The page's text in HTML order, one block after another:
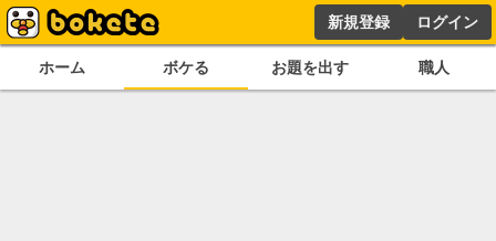
新規登録 ログイン
ホーム ボケる お題を出す 職人